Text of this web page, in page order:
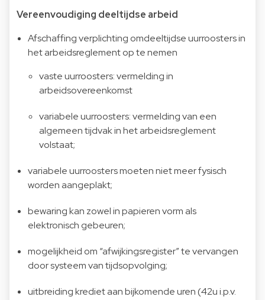
Vereenvoudiging deeltijdse arbeid
Afschaffing verplichting omdeeltijdse uurroosters in
het arbeidsreglement op te nemen
vaste uurroosters: vermelding in
arbeidsovereenkomst
variabele uurroosters: vermelding van een
algemeen tijdvak in het arbeidsreglement
volstaat;
variabele uurroosters moeten niet meer fysisch
worden aangeplakt;
bewaring kan zowel in papieren vorm als
elektronisch gebeuren;
mogelijkheid om “afwijkingsregister” te vervangen
door systeem van tijdsopvolging;
uitbreiding krediet aan bijkomende uren (42u i.p.v.